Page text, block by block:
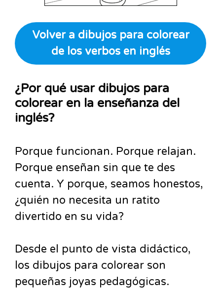
Volver a dibujos para colorear
de los verbos en inglés
¿Por qué usar dibujos para
colorear en la enseñanza del
inglés?
Porque funcionan. Porque relajan.
Porque enseñan sin que te des
cuenta. Y porque, seamos honestos,
¿quién no necesita un ratito
divertido en su vida?
Desde el punto de vista didáctico,
los dibujos para colorear son
pequeñas joyas pedagógicas.